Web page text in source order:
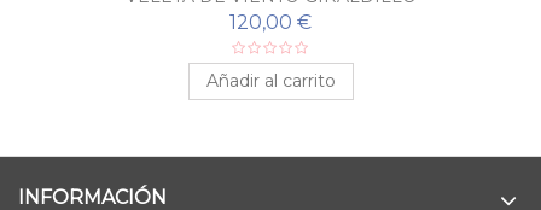
120,00 €
Añadir al carrito
INFORMACIÓN